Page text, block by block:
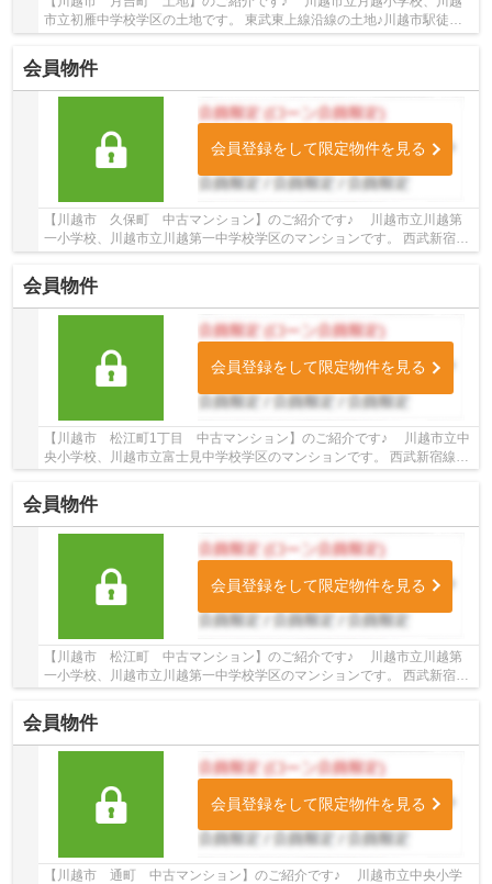
市立初雁中学校学区の土地です。 東武東上線沿線の土地♪川越市駅徒歩
16分の土地です。 お気軽にトゥルーズホーム小...
会員物件
会員登録をして限定物件を見る
【川越市 久保町 中古マンション】のご紹介です♪ 川越市立川越第
一小学校、川越市立川越第一中学校学区のマンションです。 西武新宿
線・東武東上線沿線のマンション♪本川越駅徒歩1...
会員物件
会員登録をして限定物件を見る
【川越市 松江町1丁目 中古マンション】のご紹介です♪ 川越市立中
央小学校、川越市立富士見中学校学区のマンションです。 西武新宿線・
会員物件
会員登録をして限定物件を見る
【川越市 松江町 中古マンション】のご紹介です♪ 川越市立川越第
一小学校、川越市立川越第一中学校学区のマンションです。 西武新宿
会員物件
会員登録をして限定物件を見る
【川越市 通町 中古マンション】のご紹介です♪ 川越市立中央小学